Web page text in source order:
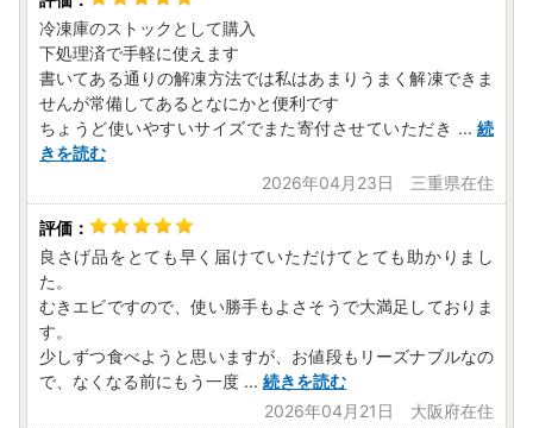
冷凍庫のストックとして購入
下処理済で手軽に使えます
書いてある通りの解凍方法では私はあまりうまく解凍できま
せんが常備してあるとなにかと便利です
ちょうど使いやすいサイズでまた寄付させていただき ... 続
きを読む
2026年04月23日 三重県在住
良さげ品をとても早く届けていただけてとても助かりまし
た。
むきエビですので、使い勝手もよさそうで大満足しておりま
す。
少しずつ食べようと思いますが、お値段もリーズナブルなの
で、なくなる前にもう一度 ... 続きを読む
2026年04月21日 大阪府在住